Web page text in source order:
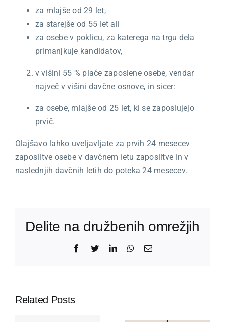
za mlajše od 29 let,
za starejše od 55 let ali
za osebe v poklicu, za katerega na trgu dela
primanjkuje kandidatov,
v višini 55 % plače zaposlene osebe, vendar
največ v višini davčne osnove, in sicer:
za osebe, mlajše od 25 let, ki se zaposlujejo
prvič.
Olajšavo lahko uveljavljate za prvih 24 mesecev
zaposlitve osebe v davčnem letu zaposlitve in v
naslednjih davčnih letih do poteka 24 mesecev.
Delite na družbenih omrežjih
Facebook
TwitterLinkedInWhatsApp
Email
Related Posts